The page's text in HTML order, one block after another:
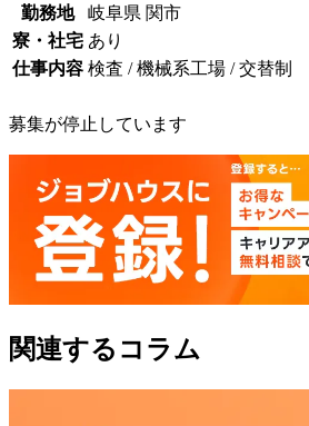
勤務地
岐阜県 関市
寮・社宅 あり
仕事内容 検査 / 機械系工場 / 交替制
募集が停止しています
関連するコラム